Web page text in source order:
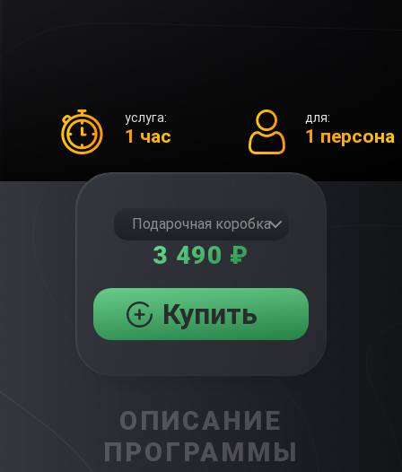
услуга:
1 час
для:
1 персона
Подарочная коробка
3 490 ₽
Купить
ОПИСАНИЕ
ПРОГРАММЫ